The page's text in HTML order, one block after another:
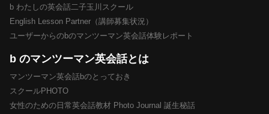
b わたしの英会話二子玉川スクール
English Lesson Partner（講師募集状況）
ユーザーからのbのマンツーマン英会話体験レポート
b のマンツーマン英会話とは
マンツーマン英会話bのとっておき
スクールPHOTO
女性のための日常英会話教材 Photo Journal 誕生秘話